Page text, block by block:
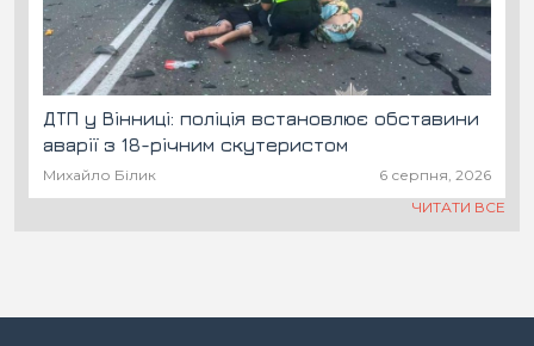
ДТП у Вінниці: поліція встановлює обставини
аварії з 18-річним скутеристом
Михайло Білик
6 серпня, 2026
ЧИТАТИ ВСЕ